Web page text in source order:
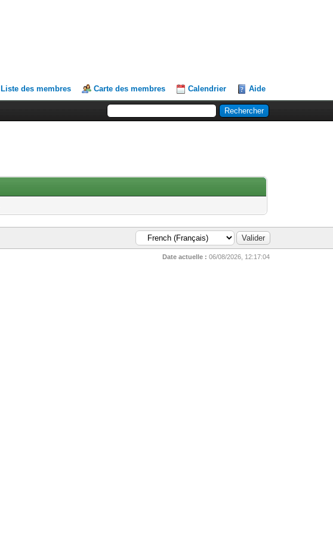
Liste des membres Carte des membres Calendrier Aide
Date actuelle : 06/08/2026, 12:17:04